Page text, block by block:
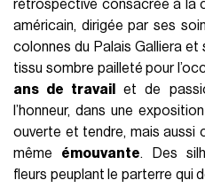
rétrospective consacrée à la
américain, dirigée par ses
colonnes du Palais Galliera et
tissu sombre pailleté pour
ans de travail
et de
l’honneur, dans une
ouverte et tendre, mais aussi
même émouvante. Des
fleurs peuplant le parterre qui